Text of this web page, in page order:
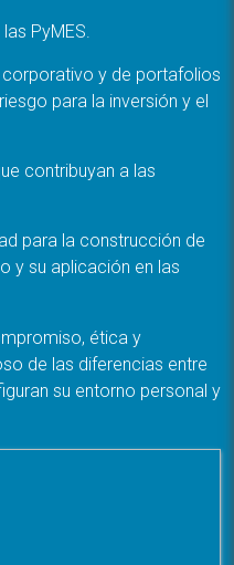
PyMES.
y de portafolios
para la inversión y el
contribuyan a las
para la construcción de
y su aplicación en las
ética y
de las diferencias entre
su entorno personal y